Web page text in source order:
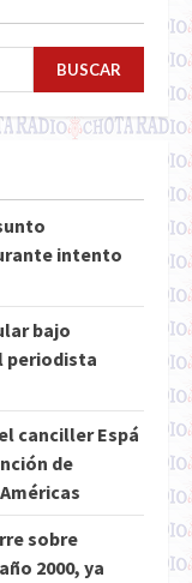
BUSCAR
intento
bajo
periodista
canciller Espá
de
sobre
2000, ya